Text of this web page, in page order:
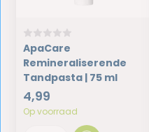
ApaCare
Remineraliserende
Tandpasta | 75 ml
4,99
Op voorraad